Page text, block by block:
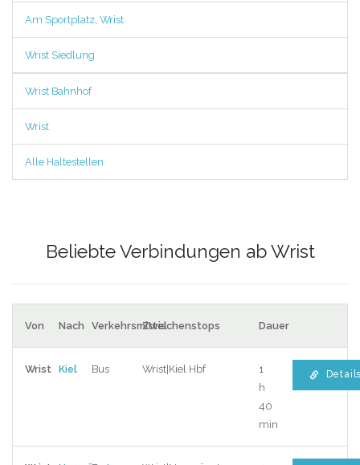
Am Sportplatz, Wrist
Wrist Siedlung
Wrist Bahnhof
Wrist
Alle Haltestellen
Beliebte Verbindungen ab Wrist
Von Nach VerkehrsmittelZwischenstops Dauer
Wrist Kiel Bus Wrist|Kiel Hbf
1
h
40
min